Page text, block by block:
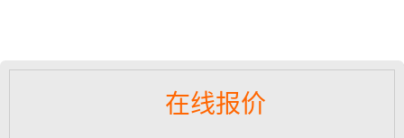
在线报价